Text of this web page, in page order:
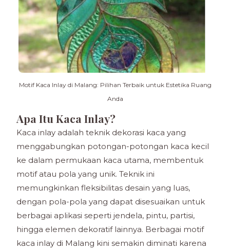
Motif Kaca Inlay di Malang: Pilihan Terbaik untuk Estetika Ruang
Anda
Apa Itu Kaca Inlay?
Kaca inlay adalah teknik dekorasi kaca yang
menggabungkan potongan-potongan kaca kecil
ke dalam permukaan kaca utama, membentuk
motif atau pola yang unik. Teknik ini
memungkinkan fleksibilitas desain yang luas,
dengan pola-pola yang dapat disesuaikan untuk
berbagai aplikasi seperti jendela, pintu, partisi,
hingga elemen dekoratif lainnya. Berbagai motif
kaca inlay di Malang kini semakin diminati karena